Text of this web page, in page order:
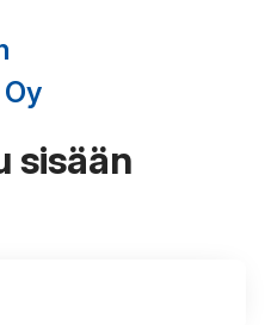
sisään